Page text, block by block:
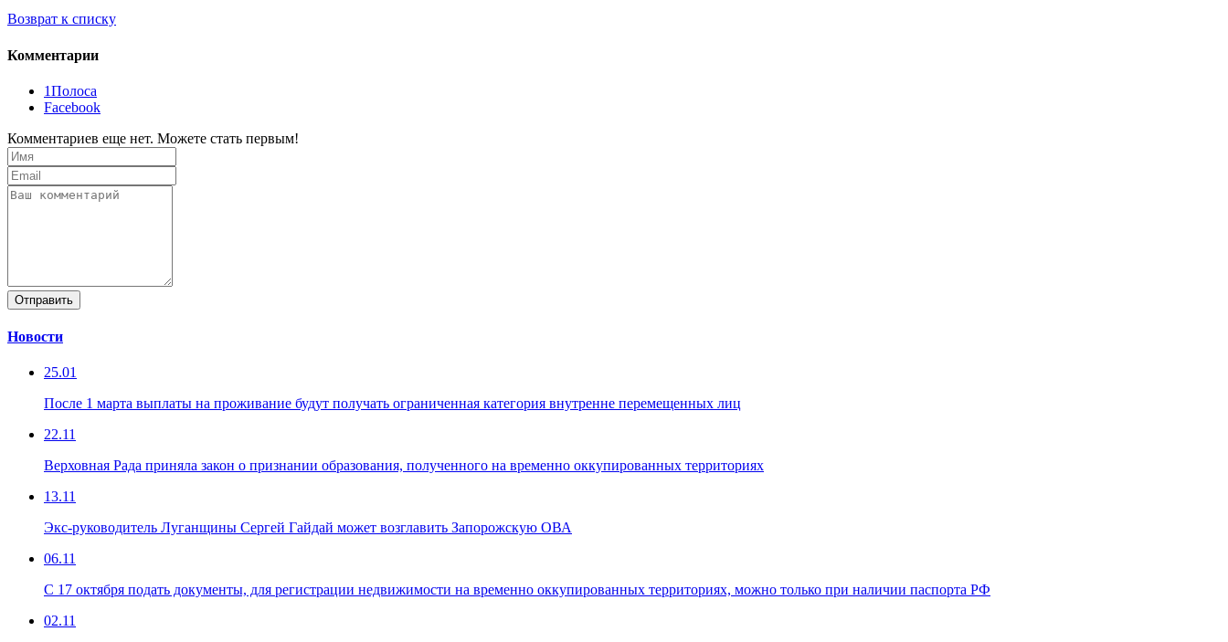
Возврат к списку
Комментарии
1Полоса
Facebook
Комментариев еще нет. Можете стать первым!
Отправить
Новости
25.01
После 1 марта выплаты на проживание будут получать ограниченная категория внутренне перемещенных лиц
22.11
Верховная Рада приняла закон о признании образования, полученного на временно оккупированных территориях
13.11
Экс-руководитель Луганщины Сергей Гайдай может возглавить Запорожскую ОВА
06.11
С 17 октября подать документы, для регистрации недвижимости на временно оккупированных территориях, можно только при наличии паспорта РФ
02.11